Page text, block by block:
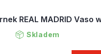
REAL MADRID Vaso
Skladem